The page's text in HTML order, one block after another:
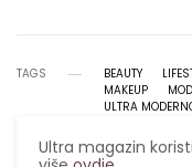
TAGS BEAUTY
MAKEUP
ULTRA
Ultra magazin